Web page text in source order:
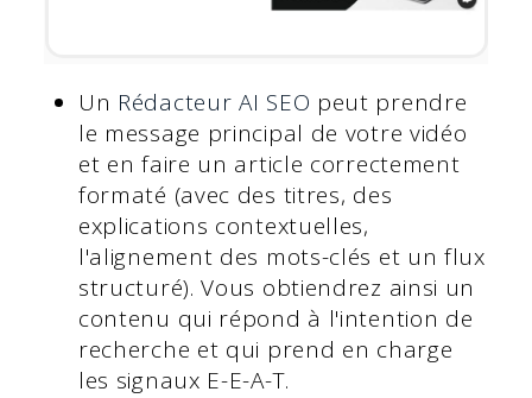
Un Rédacteur AI SEO peut prendre
le message principal de votre vidéo
et en faire un article correctement
formaté (avec des titres, des
explications contextuelles,
l'alignement des mots-clés et un flux
structuré). Vous obtiendrez ainsi un
contenu qui répond à l'intention de
recherche et qui prend en charge
les signaux E-E-A-T.